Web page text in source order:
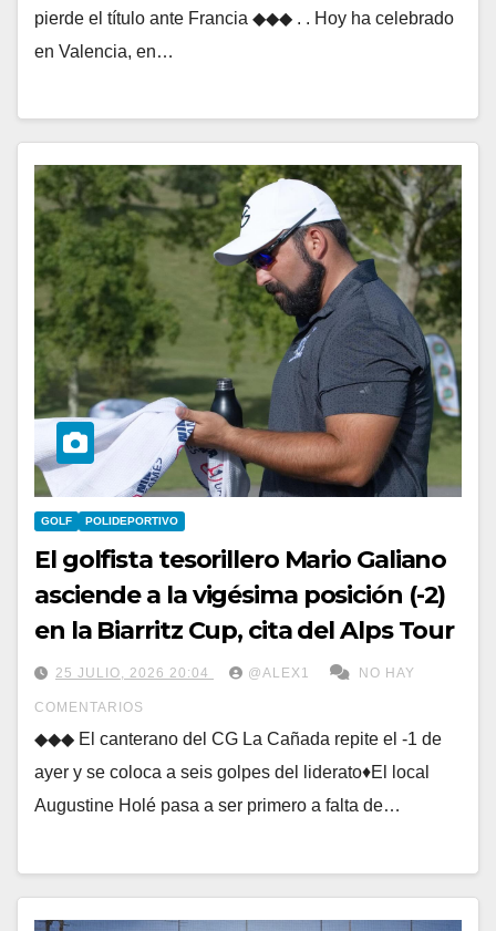
pierde el título ante Francia ◆◆◆ . . Hoy ha celebrado
en Valencia, en…
GOLF POLIDEPORTIVO
El golfista tesorillero Mario Galiano
asciende a la vigésima posición (-2)
en la Biarritz Cup, cita del Alps Tour
25 JULIO, 2026 20:04 @ALEX1 NO HAY
COMENTARIOS
◆◆◆ El canterano del CG La Cañada repite el -1 de
ayer y se coloca a seis golpes del liderato♦El local
Augustine Holé pasa a ser primero a falta de…